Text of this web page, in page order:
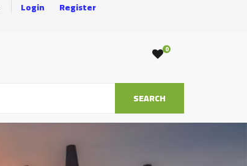
Login Register
0
SEARCH